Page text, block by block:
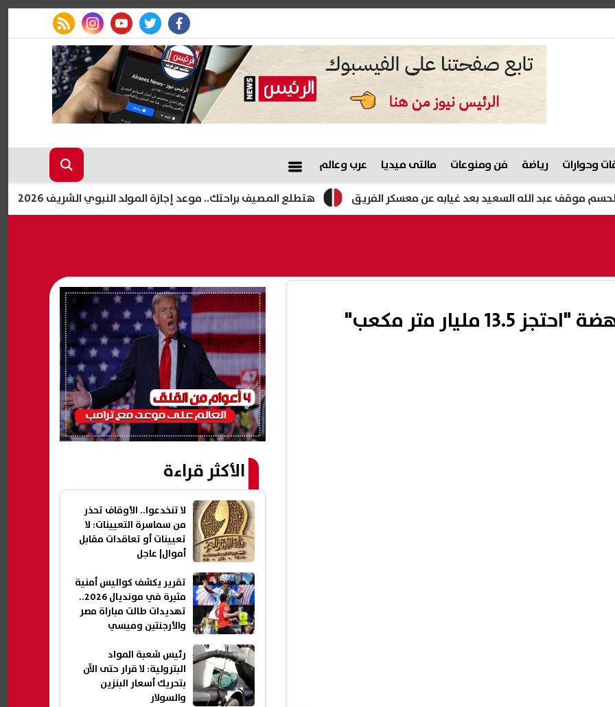
facebook
twitter
youtube
instagram
rss feed
وحوارات رياضة فن ومنوعات مالتى ميديا عرب وعالم
هتطلع المصيف براحتك.. موعد إجازة المولد النبوي الشريف 2026 عبد الله السعيد بعد غيابه عن معسكر الفريق
مليار متر مكعب"
الأكثر قراءة
لا تنخدعوا.. الأوقاف تحذر
من سماسرة التعيينات: لا
تعيينات أو تعاقدات مقابل
أموال| عاجل
تقرير يكشف كواليس أمنية
مثيرة في مونديال 2026..
تهديدات طالت مباراة مصر
والأرجنتين وميسي
رئيس شعبة المواد
البترولية: لا قرار حتى الآن
بتحريك أسعار البنزين
والسولار